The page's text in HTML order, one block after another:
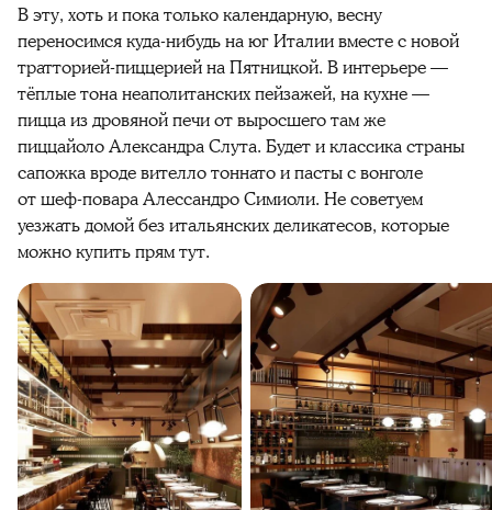
В эту, хоть и пока только календарную, весну
переносимся куда-нибудь на юг Италии вместе с новой
тратторией-пиццерией на Пятницкой. В интерьере —
тёплые тона неаполитанских пейзажей, на кухне —
пицца из дровяной печи от выросшего там же
пиццайоло Александра Слута. Будет и классика страны
сапожка вроде вителло тоннато и пасты с вонголе
от шеф-повара Алессандро Симиоли. Не советуем
уезжать домой без итальянских деликатесов, которые
можно купить прям тут.